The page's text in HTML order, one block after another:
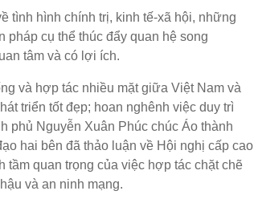
hình chính trị, kinh tế-xã hội, những
cụ thể thúc đẩy quan hệ song
tâm và có lợi ích.
và hợp tác nhiều mặt giữa Việt Nam và
triển tốt đẹp; hoan nghênh việc duy trì
Nguyễn Xuân Phúc chúc Áo thành
hai bên đã thảo luận về Hội nghị cấp cao
tầm quan trọng của việc hợp tác chặt chẽ
và an ninh mạng.